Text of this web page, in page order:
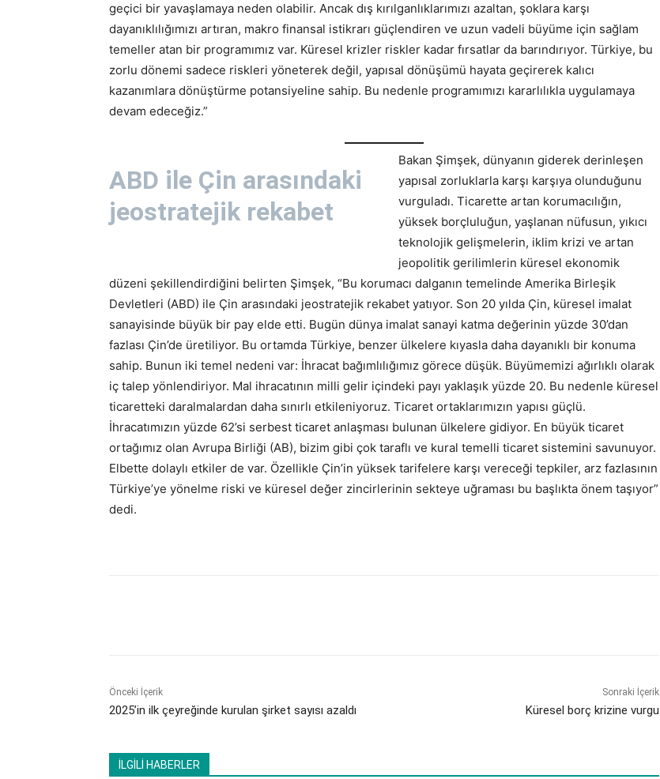
geçici bir yavaşlamaya neden olabilir. Ancak dış kırılganlıklarımızı azaltan, şoklara karşı
dayanıklılığımızı artıran, makro finansal istikrarı güçlendiren ve uzun vadeli büyüme için sağlam
temeller atan bir programımız var. Küresel krizler riskler kadar fırsatlar da barındırıyor. Türkiye, bu
zorlu dönemi sadece riskleri yöneterek değil, yapısal dönüşümü hayata geçirerek kalıcı
kazanımlara dönüştürme potansiyeline sahip. Bu nedenle programımızı kararlılıkla uygulamaya
devam edeceğiz.”
ABD ile Çin arasındaki
jeostratejik rekabet
Bakan Şimşek, dünyanın giderek derinleşen
yapısal zorluklarla karşı karşıya olunduğunu
vurguladı. Ticarette artan korumacılığın,
yüksek borçluluğun, yaşlanan nüfusun, yıkıcı
teknolojik gelişmelerin, iklim krizi ve artan
jeopolitik gerilimlerin küresel ekonomik
düzeni şekillendirdiğini belirten Şimşek, “Bu korumacı dalganın temelinde Amerika Birleşik
Devletleri (ABD) ile Çin arasındaki jeostratejik rekabet yatıyor. Son 20 yılda Çin, küresel imalat
sanayisinde büyük bir pay elde etti. Bugün dünya imalat sanayi katma değerinin yüzde 30’dan
fazlası Çin’de üretiliyor. Bu ortamda Türkiye, benzer ülkelere kıyasla daha dayanıklı bir konuma
sahip. Bunun iki temel nedeni var: İhracat bağımlılığımız görece düşük. Büyümemizi ağırlıklı olarak
iç talep yönlendiriyor. Mal ihracatının milli gelir içindeki payı yaklaşık yüzde 20. Bu nedenle küresel
ticaretteki daralmalardan daha sınırlı etkileniyoruz. Ticaret ortaklarımızın yapısı güçlü.
İhracatımızın yüzde 62’si serbest ticaret anlaşması bulunan ülkelere gidiyor. En büyük ticaret
ortağımız olan Avrupa Birliği (AB), bizim gibi çok taraflı ve kural temelli ticaret sistemini savunuyor.
Elbette dolaylı etkiler de var. Özellikle Çin’in yüksek tarifelere karşı vereceği tepkiler, arz fazlasının
Türkiye’ye yönelme riski ve küresel değer zincirlerinin sekteye uğraması bu başlıkta önem taşıyor”
dedi.
Önceki İçerik
2025’in ilk çeyreğinde kurulan şirket sayısı azaldı
Sonraki İçerik
Küresel borç krizine vurgu
İLGİLİ HABERLER